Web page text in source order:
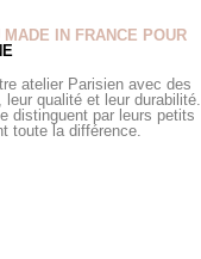
MADE IN FRANCE POUR
atelier Parisien avec des
qualité et leur durabilité.
distinguent par leurs petits
toute la différence.